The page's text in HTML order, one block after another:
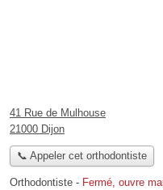
41 Rue de Mulhouse
21000 Dijon
📞 Appeler cet orthodontiste
Orthodontiste - Fermé, ouvre